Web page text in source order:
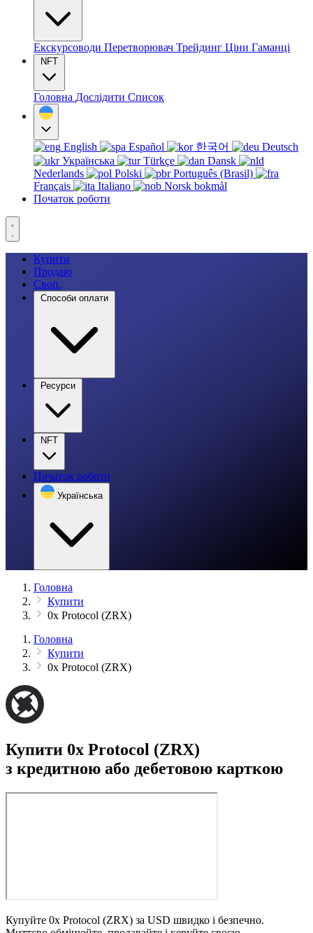
Екскурсоводи Перетворювач Трейдинг Ціни Гаманці
NFT
Головна Дослідити Список
English Español 한국어
Deutsch
Українська
Türkçe
Dansk
Nederlands
Polski
Português (Brasil)
Français
Italiano
Norsk bokmål
Початок роботи
Купити
Продаю
Своп.
Способи оплати
Ресурси
NFT
Початок роботи
Українська
Головна
Купити
0x Protocol (ZRX)
Головна
Купити
0x Protocol (ZRX)
Купити 0x Protocol (ZRX)
з кредитною або дебетовою карткою
Купуйте 0x Protocol (ZRX) за USD швидко і безпечно.